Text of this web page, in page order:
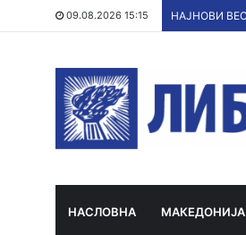
09.08.2026 15:15 НАЈНОВИ
НАСЛОВНА МАКЕДОНИЈА